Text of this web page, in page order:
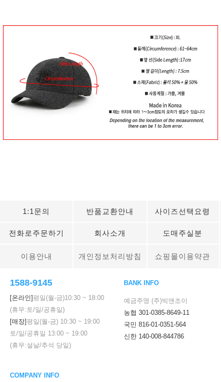
1:1문의 반품교환안내 사이즈선택요령
전화로주문하기 회사소개 도매주실분
이용안내 개인정보처리방침 쇼핑몰이용약관
1588-9145
[온라인] 평일(월-금)10:30 ~ 18:00
(휴무:토/일/공휴일)
[매장] 평일(월-금) 10:30 ~ 19:00
토/일/공휴일 13:00 ~ 19:00
(휴무:설날/추석 당일)
BANK INFO
예금주명 (주)빅앤조이
농협 301-0385-8649-11
국민 816-01-0351-564
신한 140-008-844786
COMPANY INFO